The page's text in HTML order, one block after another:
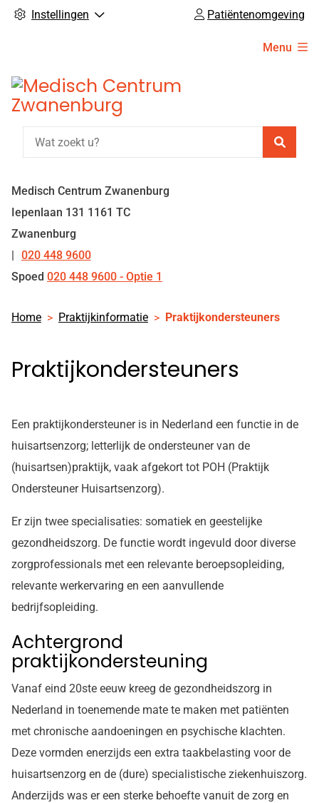
Instellingen Patiëntenomgeving
Menu
Medisch Centrum Zwanenburg
Iepenlaan 131 1161 TC
Zwanenburg
Tel:
020 448 9600
Spoed 020 448 9600 - Optie 1
Home Praktijkinformatie Praktijkondersteuners
Praktijkondersteuners
Een praktijkondersteuner is in Nederland een functie in de
huisartsenzorg; letterlijk de ondersteuner van de
(huisartsen)praktijk, vaak afgekort tot POH (Praktijk
Ondersteuner Huisartsenzorg).
Er zijn twee specialisaties: somatiek en geestelijke
gezondheidszorg. De functie wordt ingevuld door diverse
zorgprofessionals met een relevante beroepsopleiding,
relevante werkervaring en een aanvullende
bedrijfsopleiding.
Achtergrond
praktijkondersteuning
Vanaf eind 20ste eeuw kreeg de gezondheidszorg in
Nederland in toenemende mate te maken met patiënten
met chronische aandoeningen en psychische klachten.
Deze vormden enerzijds een extra taakbelasting voor de
huisartsenzorg en de (dure) specialistische ziekenhuiszorg.
Anderzijds was er een sterke behoefte vanuit de zorg en